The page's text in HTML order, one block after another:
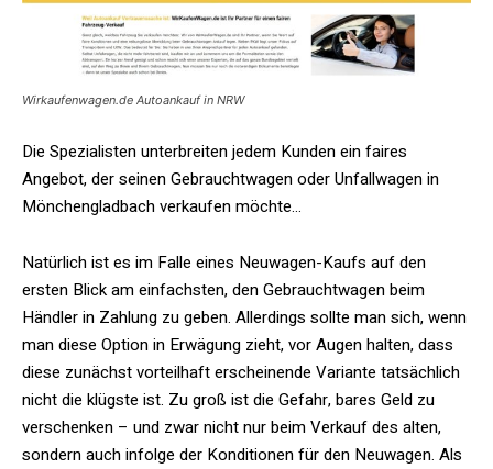
Wirkaufenwagen.de Autoankauf in NRW
Die Spezialisten unterbreiten jedem Kunden ein faires
Angebot, der seinen Gebrauchtwagen oder Unfallwagen in
Mönchengladbach verkaufen möchte…
Natürlich ist es im Falle eines Neuwagen-Kaufs auf den
ersten Blick am einfachsten, den Gebrauchtwagen beim
Händler in Zahlung zu geben. Allerdings sollte man sich, wenn
man diese Option in Erwägung zieht, vor Augen halten, dass
diese zunächst vorteilhaft erscheinende Variante tatsächlich
nicht die klügste ist. Zu groß ist die Gefahr, bares Geld zu
verschenken – und zwar nicht nur beim Verkauf des alten,
sondern auch infolge der Konditionen für den Neuwagen. Als